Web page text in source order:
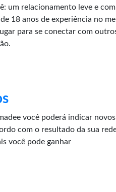
um relacionamento leve e
18 anos de experiência no
para se conectar com
você poderá indicar
com o resultado da sua
você pode ganhar